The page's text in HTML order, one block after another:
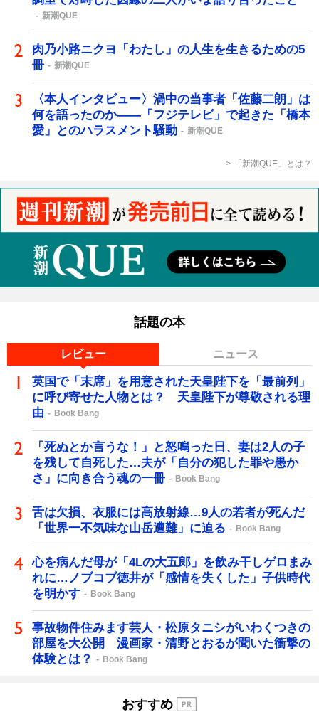
新潮QUE
肉乃小路ニクヨ「わたし」の人生を生きるための5
冊
新潮QUE
〈本人インタビュー〉渦中の当事者「佐藤二朗」は
何を語ったのか――「フジテレビ」で起きた「橋本
愛」とのハラスメント騒動
新潮QUE
「新潮QUE」とは？
話題の本
レビュー ニュース
英国で「末席」を用意された天皇陛下を「最前列」
に呼び寄せた人物とは？ 天皇陛下が尊敬される理
由
Book Bang
「死ぬとか言うな！」と怒鳴った日、妻は2人の子
を残して自死した…夫が「自分の犯した罪や愚か
さ」に向き合う魂の一冊
Book Bang
舌は欠損、衣服には高放射線…9人の若者が死んだ
「世界一不気味な山岳遭難」に迫る
Book Bang
心を病んだ母が「4Lの大五郎」を飲み干しゲロまみ
れに…ノブコブ徳井が「感情を失くした」子供時代
を明かす
Book Bang
事故物件住みます芸人・松原タニシがいわくつきの
部屋を大公開 漫画家・清野とおるが聞いた衝撃の
体験とは？
Book Bang
おすすめ